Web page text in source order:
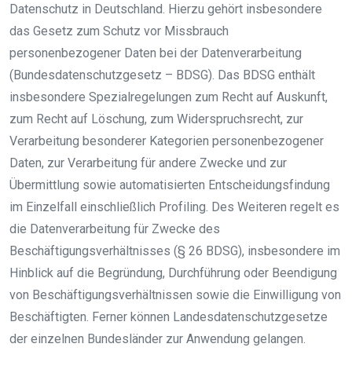
Datenschutz in Deutschland. Hierzu gehört insbesondere
das Gesetz zum Schutz vor Missbrauch
personenbezogener Daten bei der Datenverarbeitung
(Bundesdatenschutzgesetz – BDSG). Das BDSG enthält
insbesondere Spezialregelungen zum Recht auf Auskunft,
zum Recht auf Löschung, zum Widerspruchsrecht, zur
Verarbeitung besonderer Kategorien personenbezogener
Daten, zur Verarbeitung für andere Zwecke und zur
Übermittlung sowie automatisierten Entscheidungsfindung
im Einzelfall einschließlich Profiling. Des Weiteren regelt es
die Datenverarbeitung für Zwecke des
Beschäftigungsverhältnisses (§ 26 BDSG), insbesondere im
Hinblick auf die Begründung, Durchführung oder Beendigung
von Beschäftigungsverhältnissen sowie die Einwilligung von
Beschäftigten. Ferner können Landesdatenschutzgesetze
der einzelnen Bundesländer zur Anwendung gelangen.